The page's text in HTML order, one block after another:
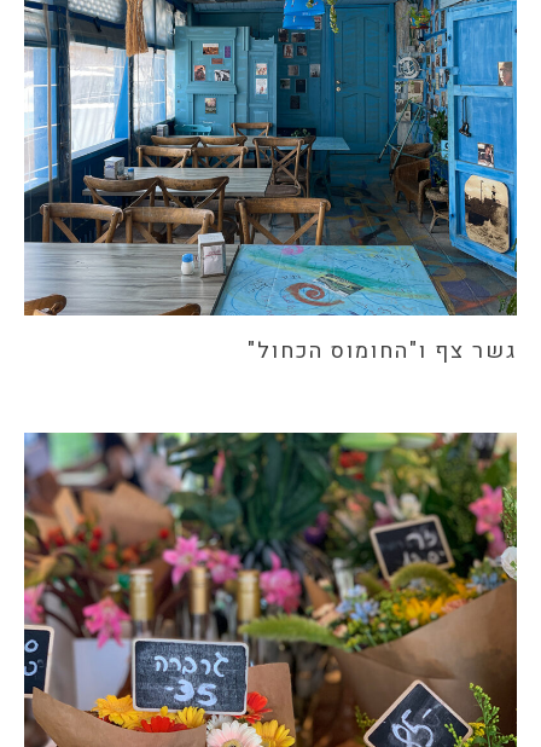
גשר צף ו"החומוס הכחול"